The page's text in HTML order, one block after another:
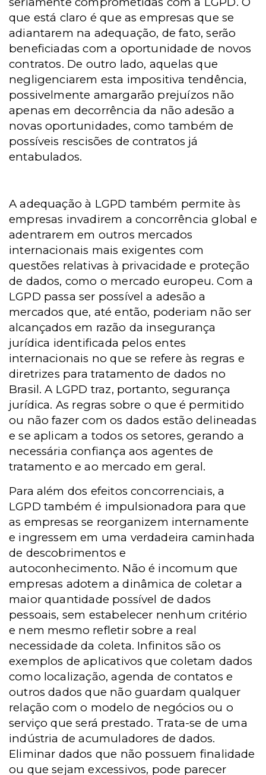
que está claro é que as empresas que se
adiantarem na adequação, de fato, serão
beneficiadas com a oportunidade de novos
contratos. De outro lado, aquelas que
negligenciarem esta impositiva tendência,
possivelmente amargarão prejuízos não
apenas em decorrência da não adesão a
novas oportunidades, como também de
possíveis rescisões de contratos já
entabulados.
A adequação à LGPD também permite às
empresas invadirem a concorrência global e
adentrarem em outros mercados
internacionais mais exigentes com
questões relativas à privacidade e proteção
de dados, como o mercado europeu. Com a
LGPD passa ser possível a adesão a
mercados que, até então, poderiam não ser
alcançados em razão da insegurança
jurídica identificada pelos entes
internacionais no que se refere às regras e
diretrizes para tratamento de dados no
Brasil. A LGPD traz, portanto, segurança
jurídica. As regras sobre o que é permitido
ou não fazer com os dados estão delineadas
e se aplicam a todos os setores, gerando a
necessária confiança aos agentes de
tratamento e ao mercado em geral.
Para além dos efeitos concorrenciais, a
LGPD também é impulsionadora para que
as empresas se reorganizem internamente
e ingressem em uma verdadeira caminhada
de descobrimentos e
autoconhecimento. Não é incomum que
empresas adotem a dinâmica de coletar a
maior quantidade possível de dados
pessoais, sem estabelecer nenhum critério
e nem mesmo refletir sobre a real
necessidade da coleta. Infinitos são os
exemplos de aplicativos que coletam dados
como localização, agenda de contatos e
outros dados que não guardam qualquer
relação com o modelo de negócios ou o
serviço que será prestado. Trata-se de uma
indústria de acumuladores de dados.
Eliminar dados que não possuem finalidade
ou que sejam excessivos, pode parecer